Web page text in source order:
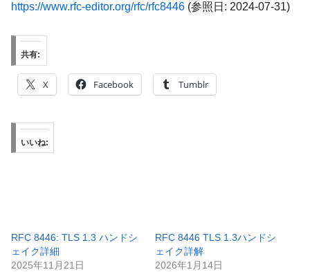
https://www.rfc-editor.org/rfc/rfc8446 (参照日: 2024-07-31)
共有:
X Facebook Tumblr
いいね:
RFC 8446: TLS 1.3 ハンドシ
ェイク詳細
2025年11月21日
RFC 8446 TLS 1.3ハンドシ
ェイク詳解
2026年1月14日